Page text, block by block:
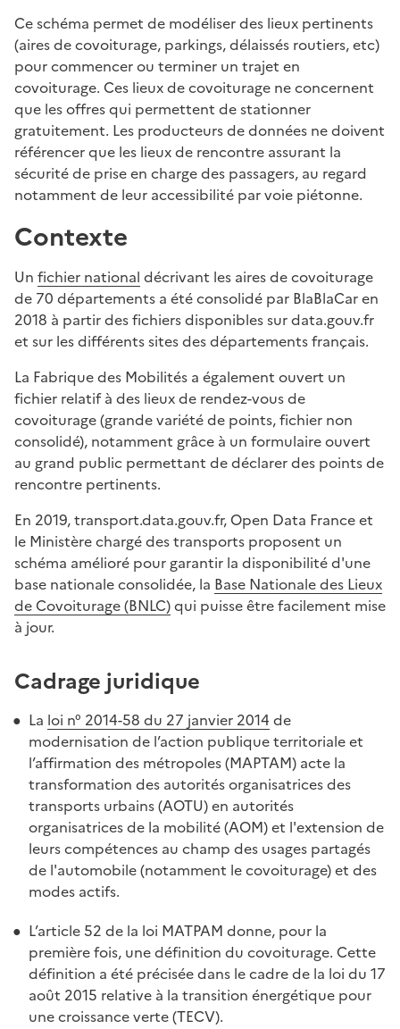
Ce schéma permet de modéliser des lieux pertinents
(aires de covoiturage, parkings, délaissés routiers, etc)
pour commencer ou terminer un trajet en
covoiturage. Ces lieux de covoiturage ne concernent
que les offres qui permettent de stationner
gratuitement. Les producteurs de données ne doivent
référencer que les lieux de rencontre assurant la
sécurité de prise en charge des passagers, au regard
notamment de leur accessibilité par voie piétonne.
Contexte
Un fichier national décrivant les aires de covoiturage
de 70 départements a été consolidé par BlaBlaCar en
2018 à partir des fichiers disponibles sur data.gouv.fr
et sur les différents sites des départements français.
La Fabrique des Mobilités a également ouvert un
fichier relatif à des lieux de rendez-vous de
covoiturage (grande variété de points, fichier non
consolidé), notamment grâce à un formulaire ouvert
au grand public permettant de déclarer des points de
rencontre pertinents.
En 2019, transport.data.gouv.fr, Open Data France et
le Ministère chargé des transports proposent un
schéma amélioré pour garantir la disponibilité d'une
base nationale consolidée, la Base Nationale des Lieux
de Covoiturage (BNLC)qui puisse être facilement mise
à jour.
Cadrage juridique
La loi n° 2014-58 du 27 janvier 2014 de
modernisation de l’action publique territoriale et
l’affirmation des métropoles (MAPTAM) acte la
transformation des autorités organisatrices des
transports urbains (AOTU) en autorités
organisatrices de la mobilité (AOM) et l'extension de
leurs compétences au champ des usages partagés
de l'automobile (notamment le covoiturage) et des
modes actifs.
L’article 52 de la loi MATPAM donne, pour la
première fois, une définition du covoiturage. Cette
définition a été précisée dans le cadre de la loi du 17
août 2015 relative à la transition énergétique pour
une croissance verte (TECV).